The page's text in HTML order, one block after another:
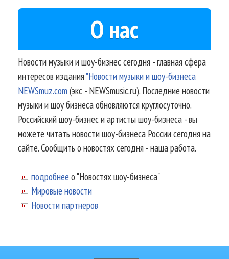
О нас
Новости музыки и шоу-бизнес сегодня - главная сфера
интересов издания"Новости музыки и шоу-бизнеса
NEWSmuz.com(экс - NEWSmusic.ru). Последние новости
музыки и шоу бизнеса обновляются круглосуточно.
Российский шоу-бизнес и артисты шоу-бизнеса - вы
можете читать новости шоу-бизнеса России сегодня на
сайте. Сообщить о новостях сегодня - наша работа.
подробнее о "Новостях шоу-бизнеса"
Мировые новости
Новости партнеров